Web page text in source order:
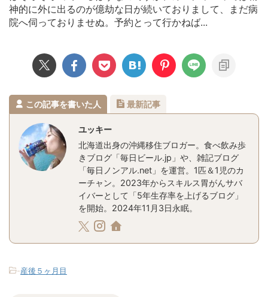
神的に外に出るのが億劫な日が続いておりまして、まだ病
院へ伺っておりませぬ。予約とって行かねば...
この記事を書いた人 最新記事
ユッキー
北海道出身の沖縄移住ブロガー。食べ飲み歩
きブログ「毎日ビール.jp」や、雑記ブログ
「毎日ノンアル.net」を運営。1匹＆1児のカ
ーチャン。2023年からスキルス胃がんサバ
イバーとして「5年生存率を上げるブログ」
を開始。2024年11月3日永眠。
-産後５ヶ月目